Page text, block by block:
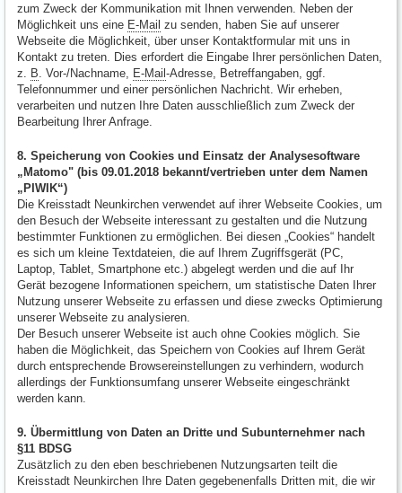
zum Zweck der Kommunikation mit Ihnen verwenden. Neben der
Möglichkeit uns eine E-Mail zu senden, haben Sie auf unserer
Webseite die Möglichkeit, über unser Kontaktformular mit uns in
Kontakt zu treten. Dies erfordert die Eingabe Ihrer persönlichen Daten,
z. B . Vor-/Nachname, E-Mail-Adresse, Betreffangaben, ggf.
Telefonnummer und einer persönlichen Nachricht. Wir erheben,
verarbeiten und nutzen Ihre Daten ausschließlich zum Zweck der
Bearbeitung Ihrer Anfrage.
8. Speicherung von Cookies und Einsatz der Analysesoftware
„Matomo" (bis 09.01.2018 bekannt/vertrieben unter dem Namen
„PIWIK“)
Die Kreisstadt Neunkirchen verwendet auf ihrer Webseite Cookies, um
den Besuch der Webseite interessant zu gestalten und die Nutzung
bestimmter Funktionen zu ermöglichen. Bei diesen „Cookies“ handelt
es sich um kleine Textdateien, die auf Ihrem Zugriffsgerät (PC,
Laptop, Tablet, Smartphone etc.) abgelegt werden und die auf Ihr
Gerät bezogene Informationen speichern, um statistische Daten Ihrer
Nutzung unserer Webseite zu erfassen und diese zwecks Optimierung
unserer Webseite zu analysieren.
Der Besuch unserer Webseite ist auch ohne Cookies möglich. Sie
haben die Möglichkeit, das Speichern von Cookies auf Ihrem Gerät
durch entsprechende Browsereinstellungen zu verhindern, wodurch
allerdings der Funktionsumfang unserer Webseite eingeschränkt
werden kann.
9. Übermittlung von Daten an Dritte und Subunternehmer nach
§11 BDSG
Zusätzlich zu den eben beschriebenen Nutzungsarten teilt die
Kreisstadt Neunkirchen Ihre Daten gegebenenfalls Dritten mit, die wir